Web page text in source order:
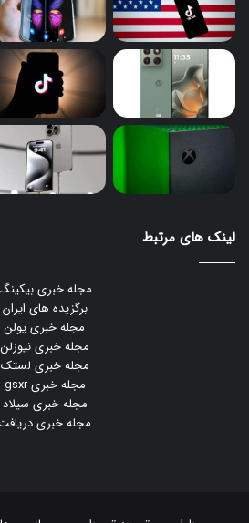
لینک های مرتبط
مجله خبری
برگزیده های ایران
مجله خبری یولن
مجله خبری نیوزلن
مجله خبری لستک
مجله خبری gsxr
مجله خبری سیلاد
مجله خبری